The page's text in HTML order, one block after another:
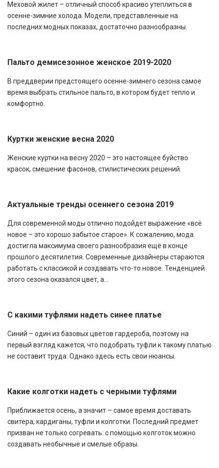
Меховой жилет – отличный способ красиво утеплиться в
осенне-зимние холода. Модели, представленные на
последних модных показах, достаточно разнообразны.
Пальто демисезонное женское 2019-2020
В преддверии предстоящего осенне-зимнего сезона самое
время выбрать стильное пальто, в котором будет тепло и
комфортно.
Куртки женские весна 2020
Женские куртки на весну 2020 – это настоящее буйство
красок, смешение фасонов, стилистических решений.
Актуальные тренды осеннего сезона 2019
Для современной моды отлично подойдет выражение «всё
новое – это хорошо забытое старое». К сожалению, мода
достигла максимума своего разнообразия ещё в конце
прошлого десятилетия. Современные дизайнеры стараются
работать с классикой и создавать что-то новое. Тенденцией
этого сезона оказался цвет, а...
С какими туфлями надеть синее платье
Синий – один из базовых цветов гардероба, поэтому на
первый взгляд кажется, что подобрать туфли к такому платью
не составит труда. Однако здесь есть свои нюансы.
Какие колготки надеть с черными туфлями
Приближается осень, а значит – самое время доставать
свитера, кардиганы, туфли и колготки. Последний предмет
призван не только согревать: с помощью колготок можно
создавать необычные и смелые образы.